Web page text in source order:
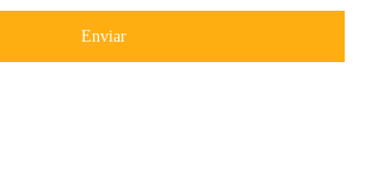
Enviar